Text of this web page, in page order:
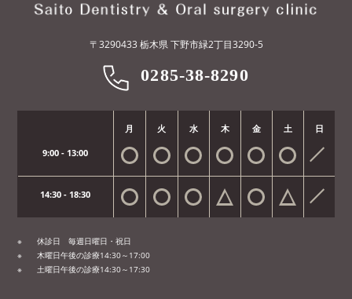
〒3290433 栃木県 下野市緑2丁目3290-5
0285-38-8290
月 火 水 木 金 土 日
9:00 - 13:00
14:30 - 18:30
休診日 毎週日曜日・祝日
木曜日午後の診療14:30～17:00
土曜日午後の診療14:30～17:30